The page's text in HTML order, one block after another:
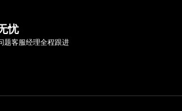
忧
题客服经理全程跟进